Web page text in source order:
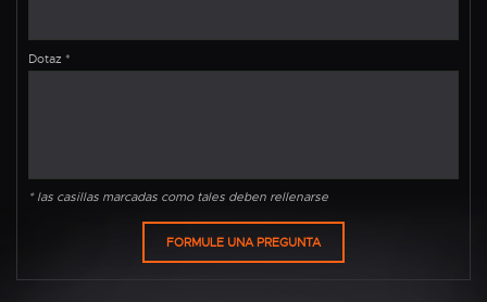
Dotaz *
* las casillas marcadas como tales deben rellenarse